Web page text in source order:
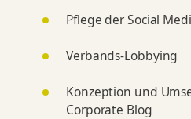
Pflege der Social
Verbands-Lobbying
Konzeption und
Corporate Blog